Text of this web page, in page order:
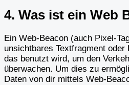
4. Was ist ein Web
Ein Web-Beacon (auch Pixel-
unsichtbares Textfragment
das benutzt wird, um den
überwachen. Um dies zu
Daten von dir mittels Web-